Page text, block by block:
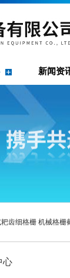
新闻资
齿细格栅 机械格栅
心